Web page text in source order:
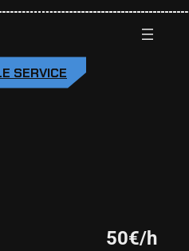
SERVICE
50€/h